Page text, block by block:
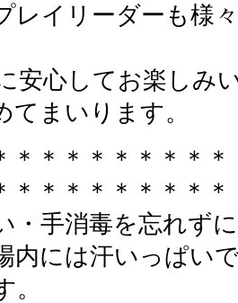
レイリーダーも様
安心してお楽しみ
てまいります。
＊＊＊＊＊＊＊＊
＊＊＊＊＊＊＊＊＊
・手消毒を忘れず
内には汗いっぱい